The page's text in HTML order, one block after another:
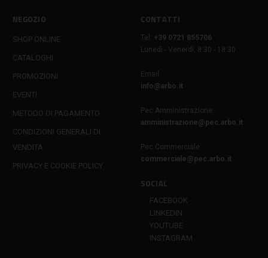
NEGOZIO
SHOP ONLINE
CATALOGHI
PROMOZIONI
EVENTI
METODO DI PAGAMENTO
CONDIZIONI GENERALI DI
VENDITA
PRIVACY E COOKIE POLICY
CONTATTI
Tel:
+39 0721 855706
Lunedì - Venerdì, 8:30 - 18:30
Email:
info@arbo.it
Pec Amministrazione:
amministrazione@pec.arbo.it
Pec Commerciale:
commerciale@pec.arbo.it
SOCIAL
FACEBOOK
LINKEDIN
YOUTUBE
INSTAGRAM